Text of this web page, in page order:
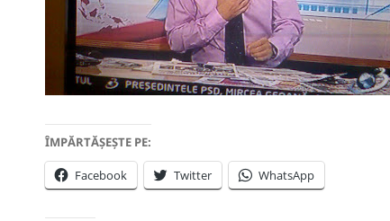
ÎMPĂRTĂȘEȘTE PE:
Facebook Twitter WhatsApp